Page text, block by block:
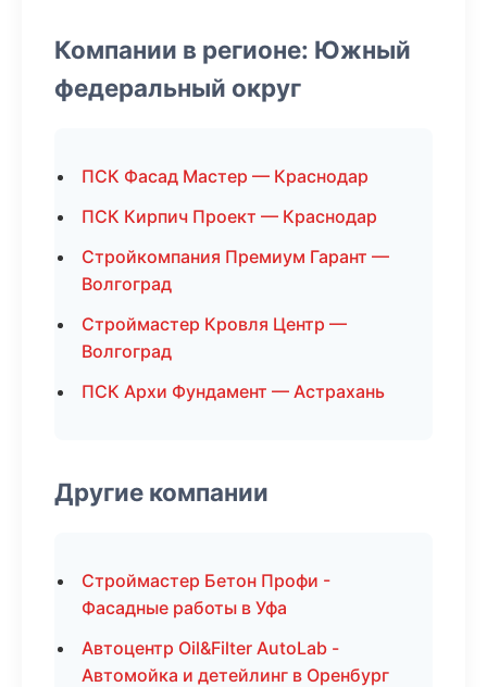
Компании в регионе: Южный
федеральный округ
ПСК Фасад Мастер — Краснодар
ПСК Кирпич Проект — Краснодар
Стройкомпания Премиум Гарант —
Волгоград
Строймастер Кровля Центр —
Волгоград
ПСК Архи Фундамент — Астрахань
Другие компании
Строймастер Бетон Профи -
Фасадные работы в Уфа
Автоцентр Oil&Filter AutoLab -
Автомойка и детейлинг в Оренбург